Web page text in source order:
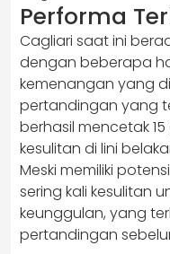
Performa
Cagliari saat ini
dengan beberapa
kemenangan yang
pertandingan yang
berhasil mencetak
kesulitan di lini
Meski memiliki
sering kali kesulitan
keunggulan, yang
pertandingan